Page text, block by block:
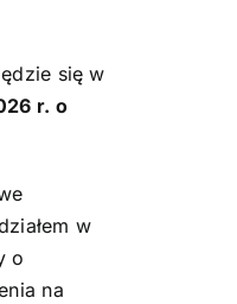
się w
r. o
w
o
na